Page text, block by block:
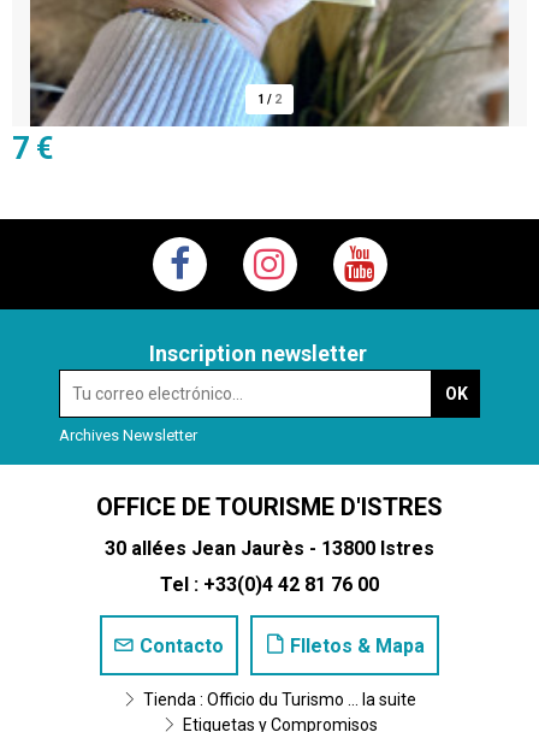
1 / 2
7 €
Inscription newsletter
Archives Newsletter
OFFICE DE TOURISME D'ISTRES
30 allées Jean Jaurès - 13800 Istres
Tel : +33(0)4 42 81 76 00
Contacto Flletos & Mapa
Tienda : Officio du Turismo ... la suite
Etiquetas y Compromisos